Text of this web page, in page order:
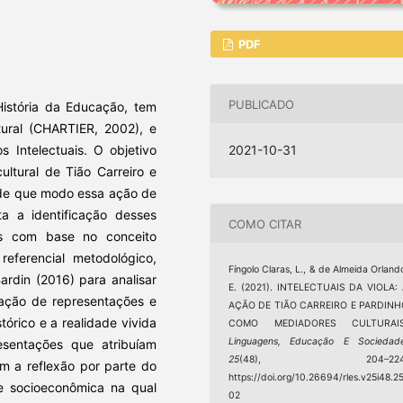
da Educação, tem
(CHARTIER, 2002), e
Intelectuais. O objetivo
de Tião Carreiro e
que modo essa ação de
a identificação desses
com base no conceito
metodológico,
(2016) para analisar
de representações e
e a realidade vivida
que atribuíam
a reflexão por parte do
socioeconômica na qual
PDF
PUBLICADO
2021-10-31
COMO CITAR
Fíngolo Claras, L., & de Almeida
E. (2021). INTELECTUAIS DA VIOLA:
AÇÃO DE TIÃO CARREIRO E
COMO MEDIADORES
Linguagens, Educação E
25(48),
https://doi.org/10.26694/
02